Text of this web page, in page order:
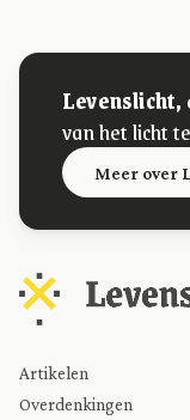
Levenslicht,
van het licht te
Meer over
Artikelen
Overdenkingen